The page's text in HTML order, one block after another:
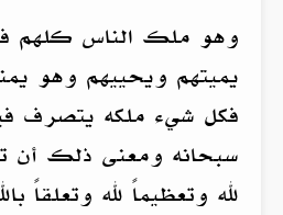
وهو ملك الناس كلهم
يميتهم ويحييهم وهو
فكل شيء ملكه يتصرف
سبحانه ومعنى ذلك أن
لله وتعظيماً لله وتعلقاً